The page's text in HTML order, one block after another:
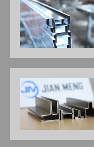
Precisione di
posizionamento
ripetitiva (mm)
Dimensioni
(mm)